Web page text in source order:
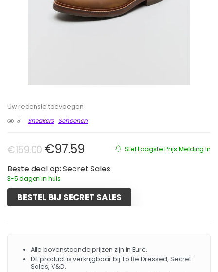
Uw recensie toevoegen
8
Sneakers Schoenen
Stel Laagste Prijs Melding In
€159.00 Oorspronkelijke prijs was:
€97.59 Huidige prijs is: €97.59.
Beste deal op: Secret Sales
3-5 dagen in huis
BESTEL BIJ SECRET SALES
Alle bovenstaande prijzen zijn in Euro.
Dit product is verkrijgbaar bij To Be Dressed, Secret
Sales, V&D.